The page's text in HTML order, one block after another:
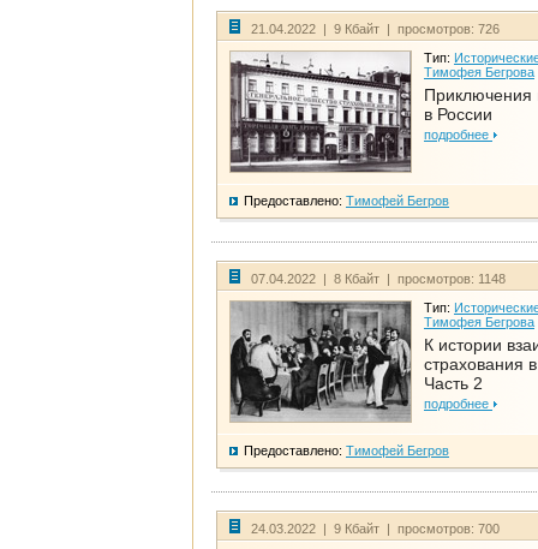
21.04.2022 | 9 Кбайт | просмотров: 726
Тип:
Тимофея Бегрова
Приключения
в России
подробнее
Предоставлено: Тимофей Бегров
07.04.2022 | 8 Кбайт | просмотров: 1148
Тип:
Тимофея Бегрова
К истории
страхования
Часть 2
подробнее
Предоставлено: Тимофей Бегров
24.03.2022 | 9 Кбайт | просмотров: 700